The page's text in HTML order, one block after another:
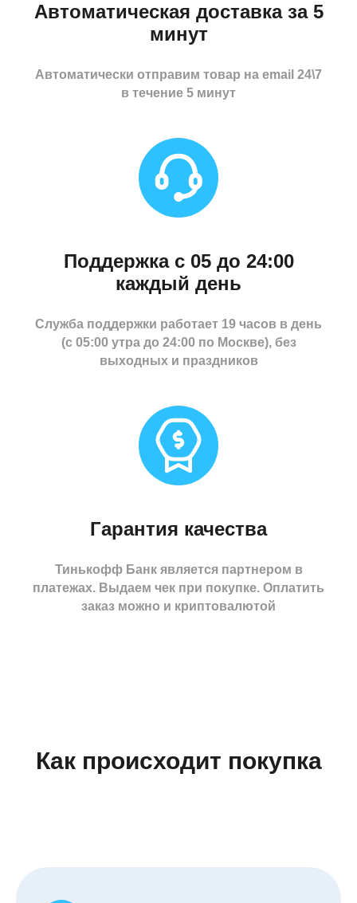
Автоматическая доставка за 5
минут
Автоматически отправим товар на email 24\7
в течение 5 минут
Поддержка с 05 до 24:00
каждый день
Служба поддержки работает 19 часов в день
(с 05:00 утра до 24:00 по Москве), без
выходных и праздников
Гарантия качества
Тинькофф Банк является партнером в
платежах. Выдаем чек при покупке. Оплатить
заказ можно и криптовалютой
Как происходит покупка